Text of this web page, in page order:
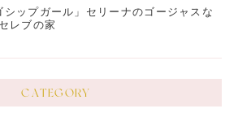
シップガール」セリーナのゴージャスな
レブの家
CATEGORY